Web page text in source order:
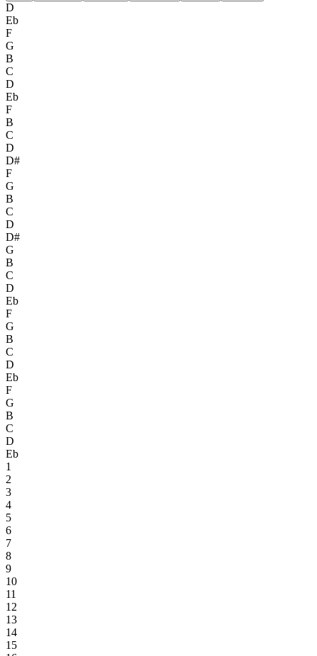
D
Eb
F
G
B
C
D
Eb
F
B
C
D
D#
F
G
B
C
D
D#
G
B
C
D
Eb
F
G
B
C
D
Eb
F
G
B
C
D
Eb
1
2
3
4
5
6
7
8
9
10
11
12
13
14
15